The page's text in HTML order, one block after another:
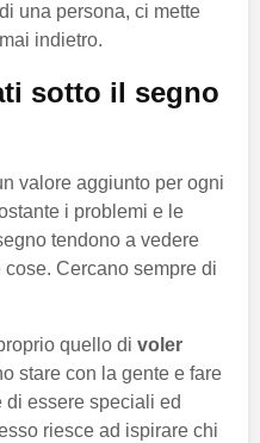
una persona, ci mette
indietro.
sotto il segno
valore aggiunto per ogni
i problemi e le
tendono a vedere
cose. Cercano sempre di
quello di voler
stare con la gente e fare
essere speciali ed
riesce ad ispirare chi